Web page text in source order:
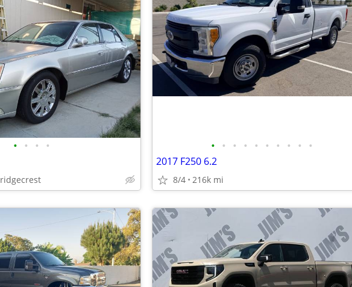
• • • •
ridgecrest
• • • • • • • • • •
2017 F250 6.2
8/4 216k mi